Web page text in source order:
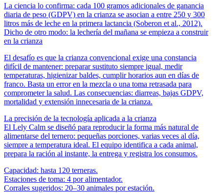
La ciencia lo confirma: cada 100 gramos adicionales de ganancia
diaria de peso (GDPV) en la crianza se asocian a entre 250 y 300
litros más de leche en la primera lactancia (Soberon et al., 2012).
Dicho de otro modo: la lechería del mañana se empieza a construir
en la crianza
El desafío es que la crianza convencional exige una constancia
difícil de mantener: preparar sustituto siempre igual, medir
temperaturas, higienizar baldes, cumplir horarios aun en días de
franco. Basta un error en la mezcla o una toma retrasada para
comprometer la salud. Las consecuencias: diarreas, bajas GDPV,
mortalidad y extensión innecesaria de la crianza.
La precisión de la tecnología aplicada a la crianza
El Lely Calm se diseñó para reproducir la forma más natural de
alimentarse del ternero: pequeñas porciones, varias veces al día,
siempre a temperatura ideal. El equipo identifica a cada animal,
prepara la ración al instante, la entrega y registra los consumos.
Capacidad: hasta 120 terneras.
Estaciones de toma: 4 por alimentador.
Corrales sugeridos: 20–30 animales por estación.